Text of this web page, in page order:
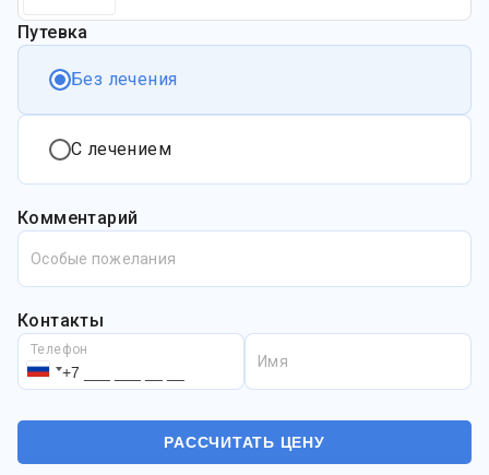
Путевка
Без лечения
С лечением
Комментарий
Особые пожелания
Контакты
Телефон
Имя